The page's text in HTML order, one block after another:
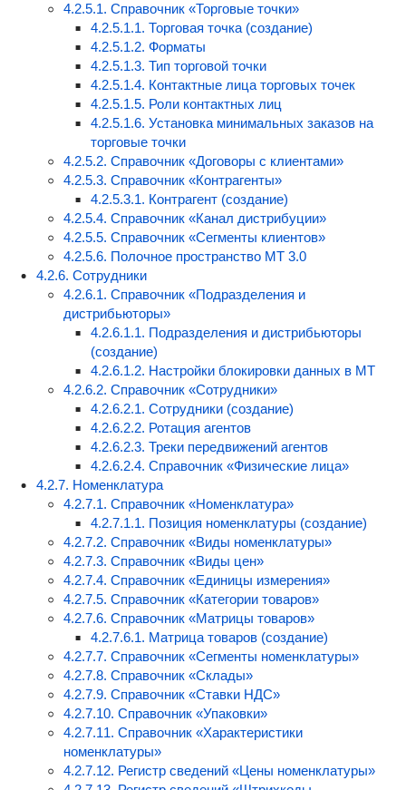
4.2.5.1. Справочник «Торговые точки»
4.2.5.1.1. Торговая точка (создание)
4.2.5.1.2. Форматы
4.2.5.1.3. Тип торговой точки
4.2.5.1.4. Контактные лица торговых точек
4.2.5.1.5. Роли контактных лиц
4.2.5.1.6. Установка минимальных заказов на
торговые точки
4.2.5.2. Справочник «Договоры с клиентами»
4.2.5.3. Справочник «Контрагенты»
4.2.5.3.1. Контрагент (создание)
4.2.5.4. Справочник «Канал дистрибуции»
4.2.5.5. Справочник «Сегменты клиентов»
4.2.5.6. Полочное пространство МТ 3.0
4.2.6. Сотрудники
4.2.6.1. Справочник «Подразделения и
дистрибьюторы»
4.2.6.1.1. Подразделения и дистрибьюторы
(создание)
4.2.6.1.2. Настройки блокировки данных в МТ
4.2.6.2. Справочник «Сотрудники»
4.2.6.2.1. Сотрудники (создание)
4.2.6.2.2. Ротация агентов
4.2.6.2.3. Треки передвижений агентов
4.2.6.2.4. Справочник «Физические лица»
4.2.7. Номенклатура
4.2.7.1. Справочник «Номенклатура»
4.2.7.1.1. Позиция номенклатуры (создание)
4.2.7.2. Справочник «Виды номенклатуры»
4.2.7.3. Справочник «Виды цен»
4.2.7.4. Справочник «Единицы измерения»
4.2.7.5. Справочник «Категории товаров»
4.2.7.6. Справочник «Матрицы товаров»
4.2.7.6.1. Матрица товаров (создание)
4.2.7.7. Справочник «Сегменты номенклатуры»
4.2.7.8. Справочник «Склады»
4.2.7.9. Справочник «Ставки НДС»
4.2.7.10. Справочник «Упаковки»
4.2.7.11. Справочник «Характеристики
номенклатуры»
4.2.7.12. Регистр сведений «Цены номенклатуры»